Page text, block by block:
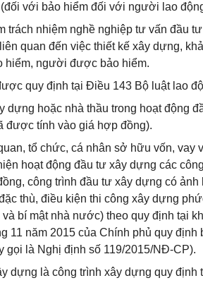
với bảo hiểm đối với người lao
trách nhiệm nghề nghiệp tư vấn đầu
quan đến việc thiết kế xây dựng,
hiểm, người được bảo hiểm.
quy định tại Điều 143 Bộ luật lao
dựng hoặc nhà thầu trong hoạt động
được tính vào giá hợp đồng).
tổ chức, cá nhân sở hữu vốn, vay
hoạt động đầu tư xây dựng các
công trình đầu tư xây dựng có
thù, điều kiện thi công xây dựng
bí mật nhà nước) theo quy định tại
11 năm 2015 của Chính phủ quy định
gọi là Nghị định số 119/2015/NĐ-CP).
dựng là công trình xây dựng quy định